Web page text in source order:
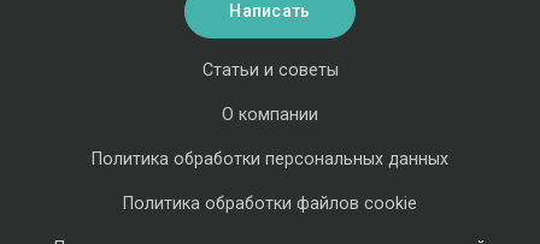
Статьи и советы
О компании
Политика обработки персональных данных
Политика обработки файлов cookie
Написать